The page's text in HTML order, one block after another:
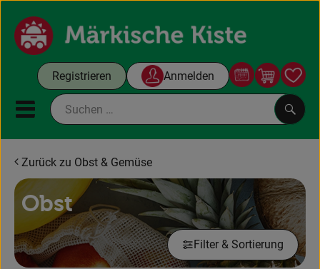
Registrieren Anmelden
Mobiles Menu öffnen oder
Kochboxen
Themenwelt
Zurück zu Obst & Gemüse
Obst
Filter & Sortierung